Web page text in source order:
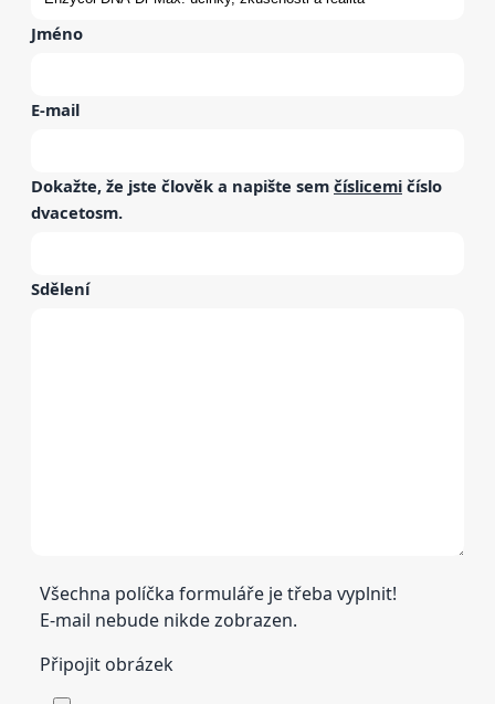
Jméno
E-mail
Dokažte, že jste člověk a napište sem číslicemi číslo
dvacetosm.
Sdělení
Všechna políčka formuláře je třeba vyplnit!
E-mail nebude nikde zobrazen.
Připojit obrázek